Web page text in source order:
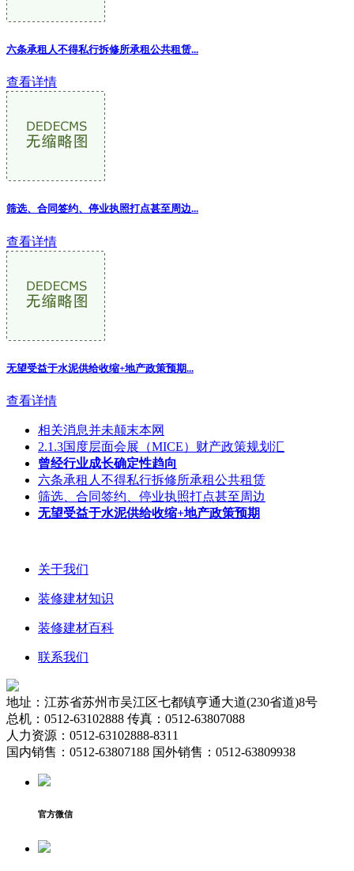
六条承租人不得私行拆修所承租公共租赁...
查看详情
筛选、合同签约、停业执照打点甚至周边...
查看详情
无望受益于水泥供给收缩+地产政策预期...
查看详情
相关消息并未颠末本网
2.1.3国度层面会展（MICE）财产政策规划汇
曾经行业成长确定性趋向
六条承租人不得私行拆修所承租公共租赁
筛选、合同签约、停业执照打点甚至周边
无望受益于水泥供给收缩+地产政策预期
关于我们
装修建材知识
装修建材百科
联系我们
地址：江苏省苏州市吴江区七都镇亨通大道(230省道)8号
总机：0512-63102888 传真：0512-63807088
人力资源：0512-63102888-8311
国内销售：0512-63807188 国外销售：0512-63809938
官方微信